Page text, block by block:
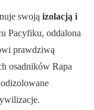
swoją izolacją i
Pacyfiku, oddalona
prawdziwą
osadników Rapa